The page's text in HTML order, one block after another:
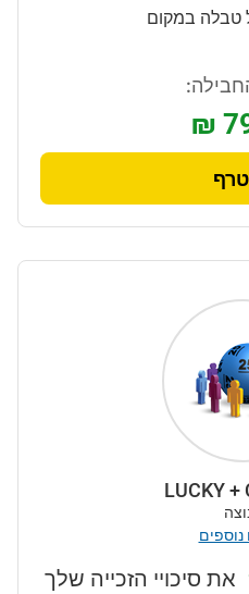
טבלה במקום
₪
LUCKY +
את סיכויי הזכייה שלך